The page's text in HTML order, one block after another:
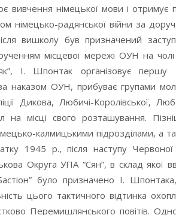
вивчення німецької мови і отримує
німецько-радянської війни за
вишколу був призначений
місцевої мережі ОУН на
І. Шпонтак організовує першу
наказом ОУН, прибуває групами
Дикова, Любичі-Королівської,
місці свого розташування.
калмицькими підрозділами, а
1945 р., після наступу Червоної
Округа УПА “Сян”, в склад якої
було призначено І.
цього тактичного відтинка
Перемишлянського повітів.